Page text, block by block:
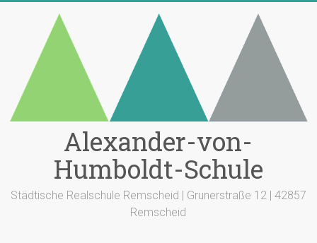
Alexander-von-
Humboldt-Schule
Städtische Realschule Remscheid | Grunerstraße 12 | 42857
Remscheid